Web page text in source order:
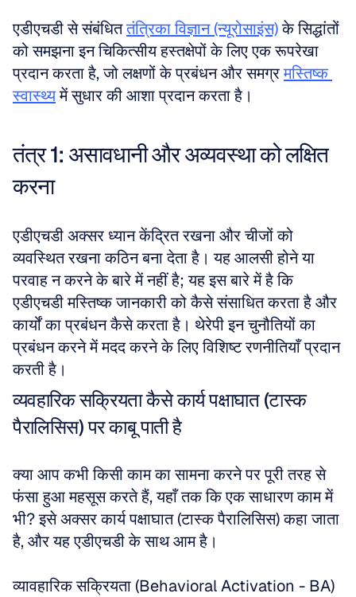
एडीएचडी से संबंधित तंत्रिका विज्ञान (न्यूरोसाइंस) के सिद्धांतों
को समझना इन चिकित्सीय हस्तक्षेपों के लिए एक रूपरेखा
प्रदान करता है, जो लक्षणों के प्रबंधन और समग्र मस्तिष्क
स्वास्थ्य में सुधार की आशा प्रदान करता है।
तंत्र 1: असावधानी और अव्यवस्था को लक्षित
करना
एडीएचडी अक्सर ध्यान केंद्रित रखना और चीजों को
व्यवस्थित रखना कठिन बना देता है। यह आलसी होने या
परवाह न करने के बारे में नहीं है; यह इस बारे में है कि
एडीएचडी मस्तिष्क जानकारी को कैसे संसाधित करता है और
कार्यों का प्रबंधन कैसे करता है। थेरेपी इन चुनौतियों का
प्रबंधन करने में मदद करने के लिए विशिष्ट रणनीतियाँ प्रदान
करती है।
व्यवहारिक सक्रियता कैसे कार्य पक्षाघात (टास्क
पैरालिसिस) पर काबू पाती है
क्या आप कभी किसी काम का सामना करने पर पूरी तरह से
फंसा हुआ महसूस करते हैं, यहाँ तक कि एक साधारण काम में
भी? इसे अक्सर कार्य पक्षाघात (टास्क पैरालिसिस) कहा जाता
है, और यह एडीएचडी के साथ आम है।
व्यावहारिक सक्रियता (Behavioral Activation - BA)